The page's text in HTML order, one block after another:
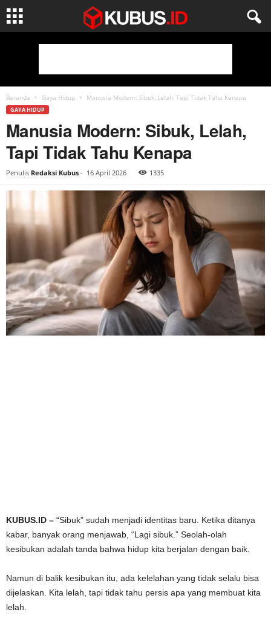
Beranda Gaya Hidup Manusia Modern: Sibuk, Lelah, Tapi Tidak Tahu Kenapa
GAYA HIDUP
Manusia Modern: Sibuk, Lelah,
Tapi Tidak Tahu Kenapa
Penulis Redaksi Kubus - 16 April 2026 1335
KUBUS.ID – “Sibuk” sudah menjadi identitas baru. Ketika ditanya
kabar, banyak orang menjawab, “Lagi sibuk.” Seolah-olah
kesibukan adalah tanda bahwa hidup kita berjalan dengan baik.
Namun di balik kesibukan itu, ada kelelahan yang tidak selalu bisa
dijelaskan. Kita lelah, tapi tidak tahu persis apa yang membuat kita
lelah.